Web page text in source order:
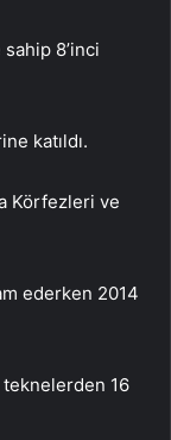
8’inci
katıldı.
Körfezleri ve
ederken 2014
16